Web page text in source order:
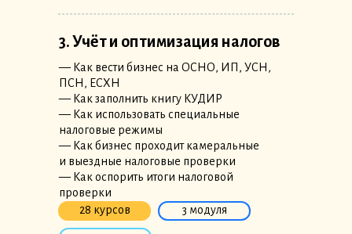
3. Учёт и оптимизация налогов
— Как вести бизнес на ОСНО, ИП, УСН,
ПСН, ЕСХН
— Как заполнить книгу КУДИР
— Как использовать специальные
налоговые режимы
— Как бизнес проходит камеральные
и выездные налоговые проверки
— Как оспорить итоги налоговой
проверки
28 курсов
3 модуля